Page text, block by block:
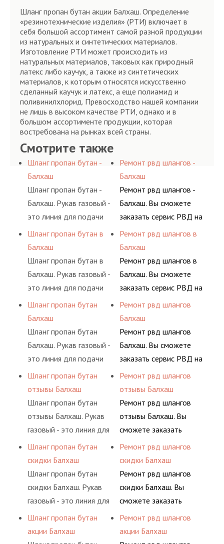
Шланг пропан бутан акции Балхаш. Определение
«резинотехнические изделия» (РТИ) включает в
себя большой ассортимент самой разной продукции
из натуральных и синтетических материалов.
Изготовление РТИ может происходить из
натуральных материалов, таковых как природный
латекс либо каучук, а также из синтетических
материалов, к которым относятся искусственно
сделанный каучук и латекс, а еще полиамид и
поливинилхлорид. Превосходство нашей компании
не лишь в высоком качестве РТИ, однако и в
большом ассортименте продукции, которая
востребована на рынках всей страны.
Смотрите также
Шланг пропан бутан -
Балхаш
Шланг пропан бутан -
Балхаш. Рукав газовый -
это линия для подачи
сжатого воздуха и
различных типов
сжиженного газа
(кислород, аргон, метан,
пропан, бутан,
определенными
Шланг пропан бутан в
Балхаш
Шланг пропан бутан в
Балхаш. Рукав газовый -
это линия для подачи
сжатого воздуха и
различных типов
сжиженного газа
(кислород, аргон, метан,
пропан, бутан,
определенными
Шланг пропан бутан
Балхаш
Шланг пропан бутан
Балхаш. Рукав газовый -
это линия для подачи
сжатого воздуха и
различных типов
сжиженного газа
(кислород, аргон, метан,
пропан, бутан,
определенными
элементами системы.
Шланг пропан бутан
отзывы Балхаш
Шланг пропан бутан
отзывы Балхаш. Рукав
газовый - это линия для
подачи сжатого
воздуха и различных
типов сжиженного газа
(кислород, аргон, метан,
пропан, бутан,
определенными
элементами системы.
Шланг пропан бутан
скидки Балхаш
Шланг пропан бутан
скидки Балхаш. Рукав
газовый - это линия для
подачи сжатого
воздуха и различных
типов сжиженного газа
Шланг пропан бутан
акции Балхаш
Ремонт рвд шлангов -
Балхаш
Ремонт рвд шлангов -
Балхаш. Вы сможете
заказать сервис РВД на
разовой основе либо на
условиях
долговременного
комплексного
обслуживания
предприятия.
Ремонт рвд шлангов в
Балхаш
Ремонт рвд шлангов в
Балхаш. Вы сможете
заказать сервис РВД на
разовой основе либо на
условиях
долговременного
комплексного
обслуживания
предприятия.
Ремонт рвд шлангов
Балхаш
Ремонт рвд шлангов
Балхаш. Вы сможете
заказать сервис РВД на
разовой основе либо на
условиях
долговременного
комплексного
обслуживания
предприятия.
Ремонт рвд шлангов
отзывы Балхаш
Ремонт рвд шлангов
отзывы Балхаш. Вы
сможете заказать
сервис РВД на разовой
основе либо на
условиях
долговременного
комплексного
гидросистем Вашего
предприятия.
Ремонт рвд шлангов
скидки Балхаш
Ремонт рвд шлангов
скидки Балхаш. Вы
сможете заказать
сервис РВД на разовой
основе либо на
условиях
Ремонт рвд шлангов
акции Балхаш